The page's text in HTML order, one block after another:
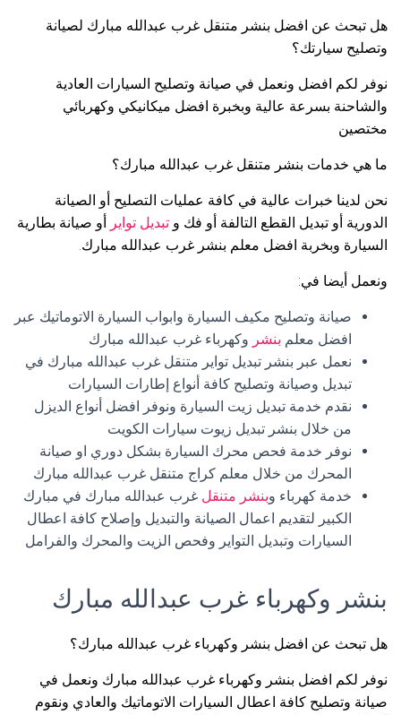
هل تبحث عن افضل بنشر متنقل غرب عبدالله مبارك لصيانة
وتصليح سيارتك؟
نوفر لكم افضل ونعمل في صيانة وتصليح السيارات العادية
والشاحنة بسرعة عالية وبخبرة افضل ميكانيكي وكهربائي
مختصين
ما هي خدمات بنشر متنقل غرب عبدالله مبارك؟
نحن لدينا خبرات عالية في كافة عمليات التصليح أو الصيانة
الدورية أو تبديل القطع التالفة أو فك و تبديل تواير أو صيانة بطارية
السيارة وبخربة افضل معلم بنشر غرب عبدالله مبارك.
ونعمل أيضا في:
صيانة وتصليح مكيف السيارة وابواب السيارة الاتوماتيك عبر
افضل معلم بنشر وكهرباء غرب عبدالله مبارك
نعمل عبر بنشر تبديل تواير متنقل غرب عبدالله مبارك في
تبديل وصيانة وتصليح كافة أنواع إطارات السيارات
نقدم خدمة تبديل زيت السيارة ونوفر افضل أنواع الديزل
من خلال بنشر تبديل زيوت سيارات الكويت
نوفر خدمة فحص محرك السيارة بشكل دوري او صيانة
المحرك من خلال معلم كراج متنقل غرب عبدالله مبارك
خدمة كهرباء وبنشر متنقل غرب عبدالله مبارك في مبارك
الكبير لتقديم اعمال الصيانة والتبديل وإصلاح كافة اعطال
السيارات وتبديل التواير وفحص الزيت والمحرك والفرامل
بنشر وكهرباء غرب عبدالله مبارك
هل تبحث عن افضل بنشر وكهرباء غرب عبدالله مبارك؟
نوفر لكم افضل بنشر وكهرباء غرب عبدالله مبارك ونعمل في
صيانة وتصليح كافة اعطال السيارات الاتوماتيك والعادي ونقوم